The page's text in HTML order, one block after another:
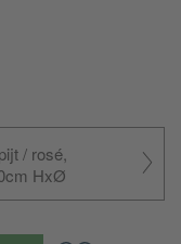
/ rosé,
HxØ